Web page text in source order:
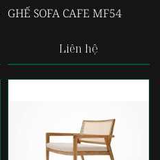
GHẾ SOFA CAFE MF54
Liên hệ